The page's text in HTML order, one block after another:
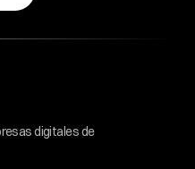
digitales de